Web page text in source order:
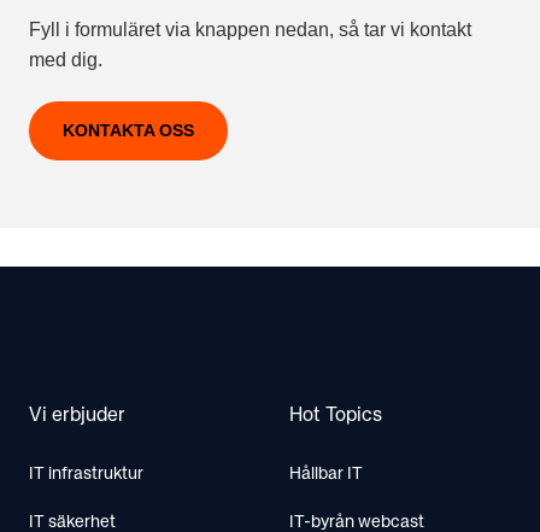
Fyll i formuläret via knappen nedan, så tar vi kontakt
med dig.
KONTAKTA OSS
Vi erbjuder
IT infrastruktur
IT säkerhet
Hot Topics
Hållbar IT
IT-byrån webcast